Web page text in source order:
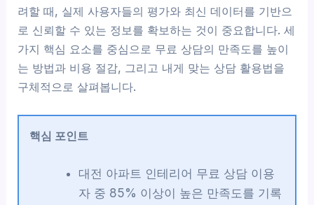
려할 때, 실제 사용자들의 평가와 최신 데이터를 기반으
로 신뢰할 수 있는 정보를 확보하는 것이 중요합니다. 세
가지 핵심 요소를 중심으로 무료 상담의 만족도를 높이
는 방법과 비용 절감, 그리고 내게 맞는 상담 활용법을
구체적으로 살펴봅니다.
핵심 포인트
대전 아파트 인테리어 무료 상담 이용
자 중 85% 이상이 높은 만족도를 기록